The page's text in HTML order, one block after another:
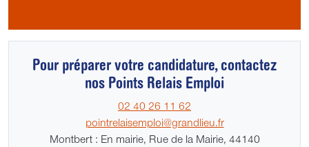
Pour préparer votre candidature, contactez
nos Points Relais Emploi
02 40 26 11 62
pointrelaisemploi@grandlieu.fr
Montbert : En mairie, Rue de la Mairie, 44140